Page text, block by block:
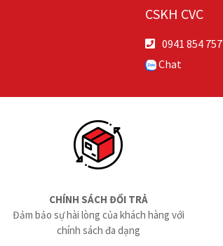
CSKH CVC
0941 854 757
Chat
CHÍNH SÁCH ĐỔI TRẢ
Đảm bảo sự hài lòng của khách hàng với
chính sách đa dạng